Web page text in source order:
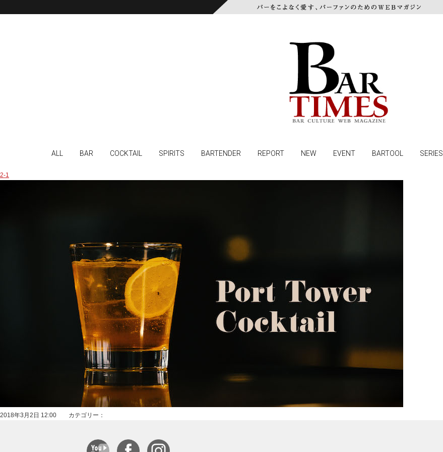
ALL BAR COCKTAIL SPIRITS BARTENDER REPORT NEW EVENT BARTOOL SERIES
2-1
2018年3月2日 12:00 カテゴリー：